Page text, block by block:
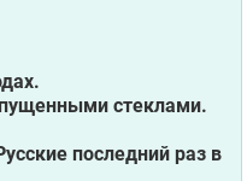
стеклами.
последний раз в